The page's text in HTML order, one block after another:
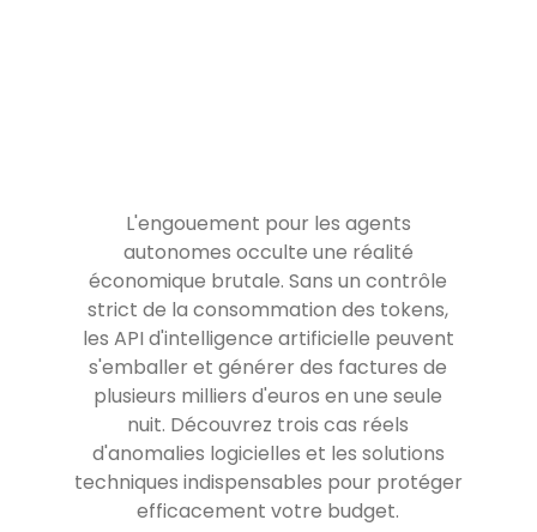
L'engouement pour les agents
autonomes occulte une réalité
économique brutale. Sans un contrôle
strict de la consommation des tokens,
les API d'intelligence artificielle peuvent
s'emballer et générer des factures de
plusieurs milliers d'euros en une seule
nuit. Découvrez trois cas réels
d'anomalies logicielles et les solutions
techniques indispensables pour protéger
efficacement votre budget.